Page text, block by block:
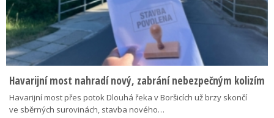
Havarijní most nahradí nový, zabrání nebezpečným kolizím
Havarijní most přes potok Dlouhá řeka v Boršicích už brzy skončí
ve sběrných surovinách, stavba nového…